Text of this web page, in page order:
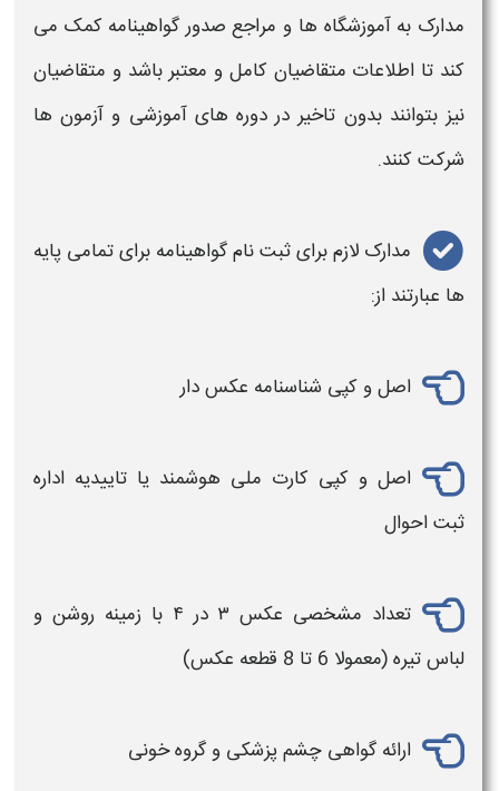
مدارک به آموزشگاه‌ ها و مراجع صدور گواهینامه کمک می‌
کند تا اطلاعات متقاضیان کامل و معتبر باشد و متقاضیان
نیز بتوانند بدون تاخیر در دوره‌ های آموزشی و آزمون‌ ها
شرکت کنند.
مدارک لازم برایثبت نامگواهینامه برای تمامی پایه‌
ها عبارتند از:
اصل و کپی شناسنامه عکس‌ دار
اصل و کپی کارت ملی هوشمند یا تاییدیه اداره
ثبتاحوال
تعداد مشخصی عکس ۳ در ۴ با زمینه روشن و
لباس تیره (معمولا 6 تا 8 قطعه عکس)
ارائه گواهی چشم‌ پزشکی و گروه خونی